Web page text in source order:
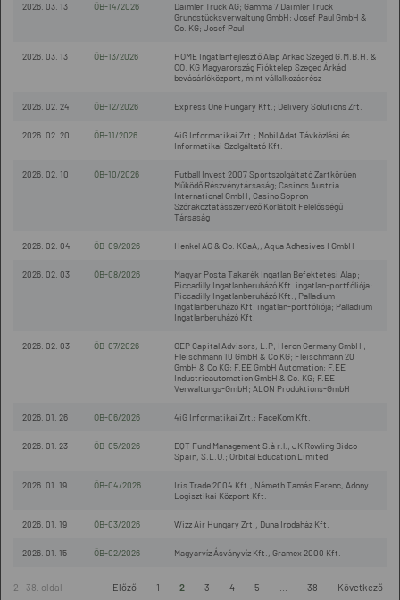
2026. 03. 13 ÖB-14/2026
Daimler Truck AG; Gamma 7 Daimler Truck
Grundstücksverwaltung GmbH; Josef Paul GmbH &
Co. KG; Josef Paul
2026. 03. 13 ÖB-13/2026
HOME Ingatlanfejlesztő Alap Arkad Szeged G.M.B.H. &
CO. KG Magyarország Fióktelep Szeged Árkád
bevásárlóközpont, mint vállalkozásrész
2026. 02. 24 ÖB-12/2026 Express One Hungary Kft.; Delivery Solutions Zrt.
2026. 02. 20 ÖB-11/2026
4iG Informatikai Zrt.; Mobil Adat Távközlési és
Informatikai Szolgáltató Kft.
2026. 02. 10 ÖB-10/2026
Futball Invest 2007 Sportszolgáltató Zártkörűen
Működő Részvénytársaság; Casinos Austria
International GmbH; Casino Sopron
Szórakoztatásszervező Korlátolt Felelősségű
Társaság
2026. 02. 04 ÖB-09/2026 Henkel AG & Co. KGaA,, Aqua Adhesives I GmbH
2026. 02. 03 ÖB-08/2026
Magyar Posta Takarék Ingatlan Befektetési Alap;
Piccadilly Ingatlanberuházó Kft. ingatlan-portfóliója;
Piccadilly Ingatlanberuházó Kft.; Palladium
Ingatlanberuházó Kft. ingatlan-portfóliója; Palladium
Ingatlanberuházó Kft.
2026. 02. 03 ÖB-07/2026
OEP Capital Advisors, L.P; Heron Germany GmbH ;
Fleischmann 10 GmbH & Co KG; Fleischmann 20
GmbH & Co KG; F.EE GmbH Automation; F.EE
Industrieautomation GmbH & Co. KG; F.EE
Verwaltungs-GmbH; ALON Produktions-GmbH
2026. 01. 26 ÖB-06/2026 4iG Informatikai Zrt.; FaceKom Kft.
2026. 01. 23 ÖB-05/2026
EQT Fund Management S.à r.l.; JK Rowling Bidco
Spain, S.L.U.; Orbital Education Limited
2026. 01. 19 ÖB-04/2026
Iris Trade 2004 Kft., Németh Tamás Ferenc, Adony
Logisztikai Központ Kft.
2026. 01. 19 ÖB-03/2026 Wizz Air Hungary Zrt., Duna Irodaház Kft.
2026. 01. 15 ÖB-02/2026 Magyarvíz Ásványvíz Kft., Gramex 2000 Kft.
2 - 38. oldal Előző 1 2 3 4 5 38 Következő